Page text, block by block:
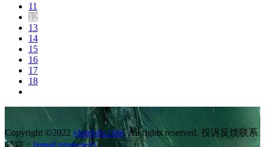
11
12
13
14
15
16
17
18
Copyright ©2022 vlambda.com. All rights reserved. 投诉反馈联系
邮箱： [email protected]